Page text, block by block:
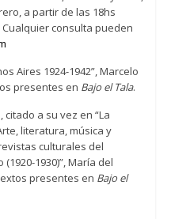
a partir de las 18hs
consulta pueden
Aires 1924-1942”, Marcelo
presentes en Bajo el Tala.
citado a su vez en “La
literatura, música y
culturales del
1930)”, María del
presentes en Bajo el